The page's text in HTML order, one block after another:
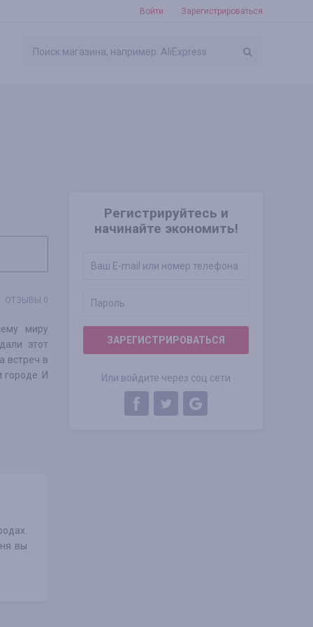
Войти Зарегистрироваться
Регистрируйтесь и
начинайте экономить!
ЗАРЕГИСТРИРОВАТЬСЯ
Или войдите через соц сети
ОТЗЫВЫ 0
миру
этот
встреч в
городе. И
вы